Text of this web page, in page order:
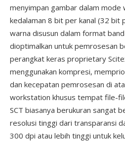
menyimpan gambar dalam mode
kedalaman 8 bit per kanal (32 bit
warna disusun dalam format
dioptimalkan untuk pemrosesan
perangkat keras proprietary
menggunakan kompresi,
dan kecepatan pemrosesan di
workstation khusus tempat file-
SCT biasanya berukuran sangat
resolusi tinggi dari transparansi
300 dpi atau lebih tinggi untuk